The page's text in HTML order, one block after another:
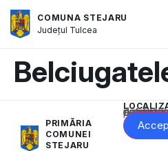
COMUNA STEJARU
Județul Tulcea
PRIMĂRIA
COMUNEI
STEJARU
Acest conținut este blocat până când acceptați categoria corespunzătoare de cookie-uri.